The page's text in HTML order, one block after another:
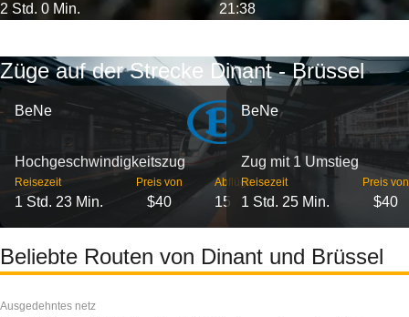
2 Std. 0 Min. 21:38
Züge auf der Strecke Dinant - Brüssel
BeNe
Hochgeschwindigkeitszug
Reisezeit
1 Std. 23 Min.
Preis von
$40
Abflüge
15
BeNe
Zug mit 1 Umstieg
Reisezeit
1 Std. 25 Min.
Preis von
$40
Beliebte Routen von Dinant und Brüssel
Ausgedehntes netz